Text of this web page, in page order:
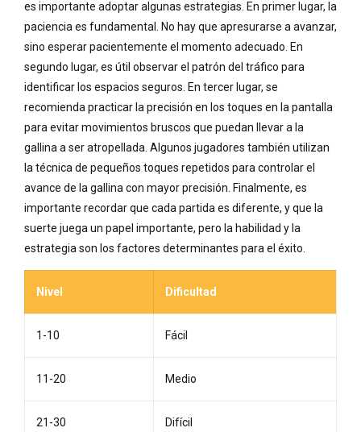
es importante adoptar algunas estrategias. En primer lugar, la
paciencia es fundamental. No hay que apresurarse a avanzar,
sino esperar pacientemente el momento adecuado. En
segundo lugar, es útil observar el patrón del tráfico para
identificar los espacios seguros. En tercer lugar, se
recomienda practicar la precisión en los toques en la pantalla
para evitar movimientos bruscos que puedan llevar a la
gallina a ser atropellada. Algunos jugadores también utilizan
la técnica de pequeños toques repetidos para controlar el
avance de la gallina con mayor precisión. Finalmente, es
importante recordar que cada partida es diferente, y que la
suerte juega un papel importante, pero la habilidad y la
estrategia son los factores determinantes para el éxito.
Nivel Dificultad
1-10 Fácil
11-20 Medio
21-30 Difícil